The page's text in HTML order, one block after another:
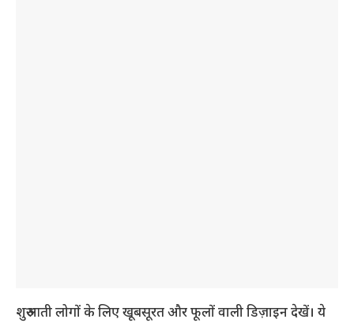
शुरुआती लोगों के लिए खूबसूरत और फूलों वाली डिज़ाइन देखें। ये